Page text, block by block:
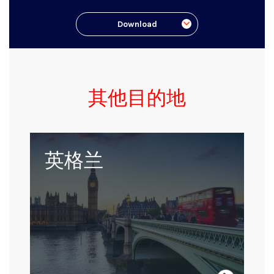
Download
其他目的地
英格兰
英国是各行各业人的家园，是一个由色彩斑
斓的城市和自然风光组成的多元文化的马赛